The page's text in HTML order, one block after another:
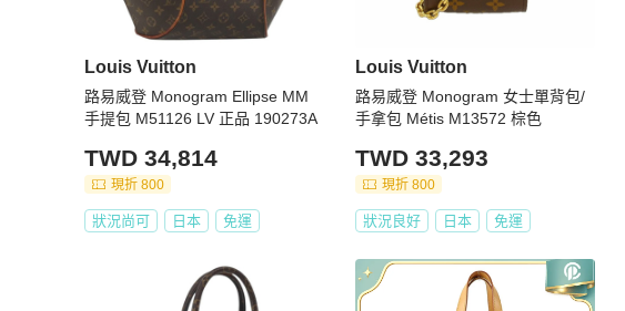
Louis Vuitton
路易威登 Monogram Ellipse MM
手提包 M51126 LV 正品 190273A
TWD 34,814
現折 800
狀況尚可 日本 免運
Louis Vuitton
路易威登 Monogram 女士單背包/
手拿包 Métis M13572 棕色
TWD 33,293
現折 800
狀況良好 日本 免運